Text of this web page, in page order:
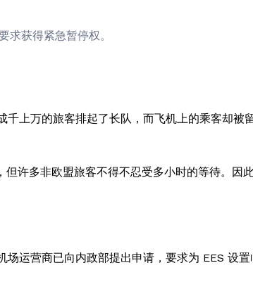
求获得紧急暂停权。
上万的旅客排起了长队，而飞机上的乘客却被
许多非欧盟旅客不得不忍受多小时的等待。因
运营商已向内政部提出申请，要求为 EES 设